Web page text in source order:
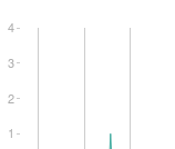
1
2
3
4